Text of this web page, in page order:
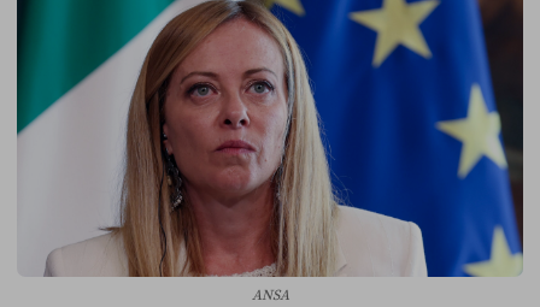
ANSA